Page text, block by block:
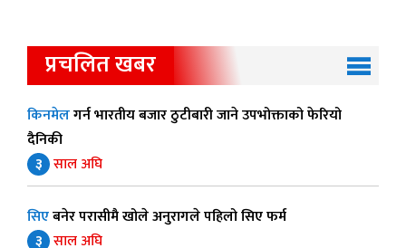
प्रचलित खबर
किनमेलगर्न भारतीय बजार ठुटीबारी जाने उपभोक्ताको फेरियो
दैनिकी
३ साल अघि
सिएबनेर परासीमै खोले अनुरागले पहिलो सिए फर्म
३ साल अघि